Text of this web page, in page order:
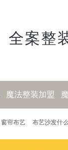
全案整
魔法整装加盟
窗帘布艺 布艺沙发什